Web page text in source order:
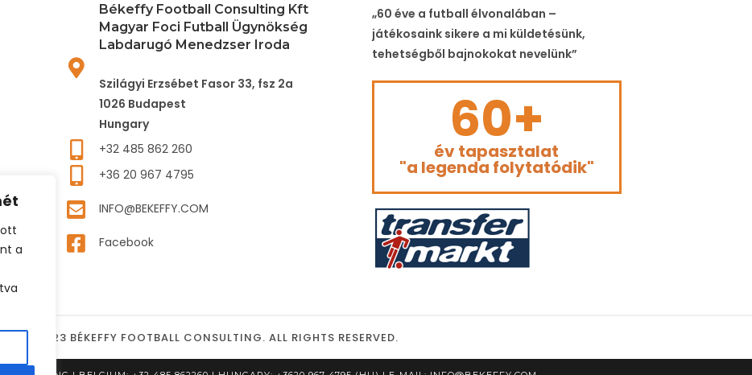
a
Békeffy Football Consulting Kft
Magyar Foci Futball Ügynökség
Labdarugó Menedzser Iroda
Szilágyi Erzsébet Fasor 33, fsz 2a
1026 Budapest
Hungary
+32 485 862 260
+36 20 967 4795
INFO@BEKEFFY.COM
Facebook
„60 éve a futball élvonalában –
játékosaink sikere a mi küldetésünk,
tehetségből bajnokokat nevelünk”
60+
év tapasztalat
"a legenda folytatódik"
© 2023 BÉKEFFY FOOTBALL CONSULTING. ALL RIGHTS RESERVED.